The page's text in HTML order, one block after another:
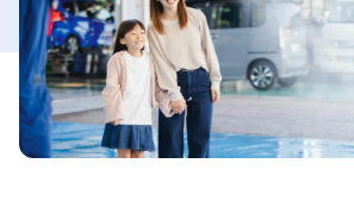
くるまを探す
中古車在庫一覧
カーケア